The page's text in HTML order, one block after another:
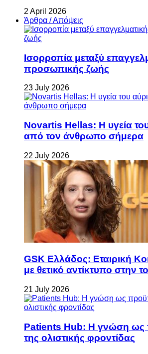
2 April 2026
Άρθρα / Απόψεις
Ισορροπία μεταξύ
προσωπικής ζωής
23 July 2026
Novartis Hellas: Η υγεία
από τον άνθρωπο σήμερα
22 July 2026
GSK Ελλάδος: Εταιρική
με θετικό αντίκτυπο στην
21 July 2026
Patients Hub: Η γνώση ως
της ολιστικής φροντίδας